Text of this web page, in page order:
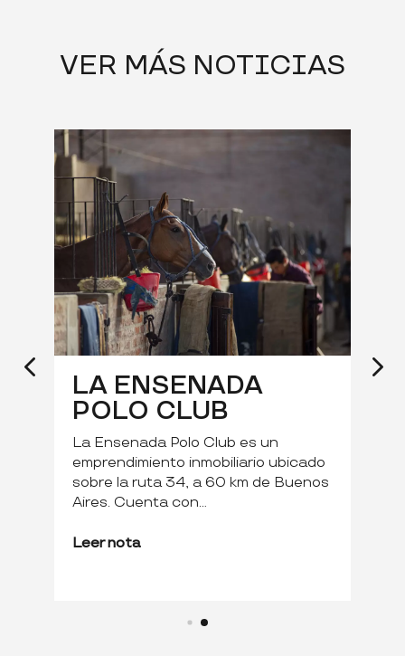
VER MÁS NOTICIAS
LA ENSENADA
POLO CLUB
La Ensenada Polo Club es un
emprendimiento inmobiliario ubicado
sobre la ruta 34, a 60 km de Buenos
Aires. Cuenta con...
Leer nota